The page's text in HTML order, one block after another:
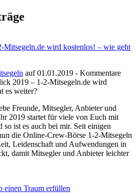
Mitsegeln.de wird kostenlos! – wie geht
auf 01.01.2019 - Kommentare
2019 – 1-2-Mitsegeln.de wird
es weiter?
Freunde, Mitsegler, Anbieter und
2019 startet für viele von Euch mit
so ist es auch bei mir. Seit einigen
die Online-Crew-Börse 1-2-Mitsegeln
Leidenschaft und Aufwendungen in
damit Mitsegler und Anbieter leichter
einen Traum erfüllen